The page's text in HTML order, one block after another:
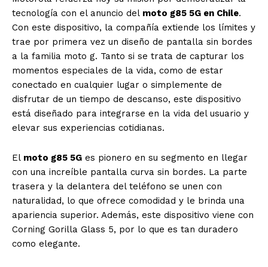
tecnología con el anuncio del moto g85 5G en Chile.
Con este dispositivo, la compañía extiende los límites y
trae por primera vez un diseño de pantalla sin bordes
a la familia moto g. Tanto si se trata de capturar los
momentos especiales de la vida, como de estar
conectado en cualquier lugar o simplemente de
disfrutar de un tiempo de descanso, este dispositivo
está diseñado para integrarse en la vida del usuario y
elevar sus experiencias cotidianas.
El moto g85 5G es pionero en su segmento en llegar
con una increíble pantalla curva sin bordes. La parte
trasera y la delantera del teléfono se unen con
naturalidad, lo que ofrece comodidad y le brinda una
apariencia superior. Además, este dispositivo viene con
Corning Gorilla Glass 5, por lo que es tan duradero
como elegante.